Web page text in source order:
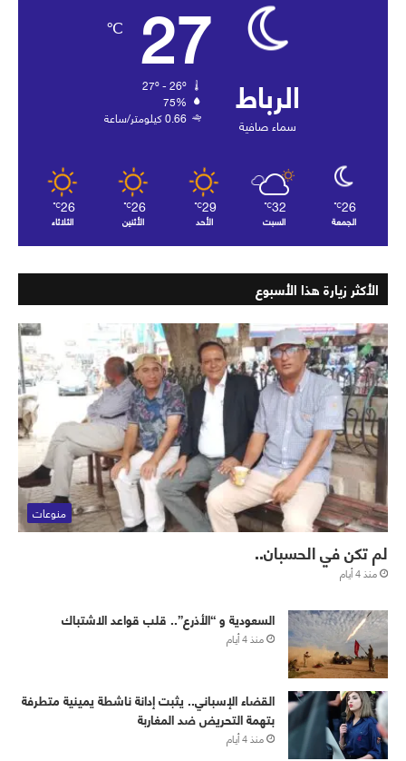
الرباط
سماء صافية
27
℃
75%
0.66 كيلومتر/ساعة
26
℃
الجمعة
32
℃
السبت
29
℃
الأحد
26
℃
الأثنين
26
℃
الثلاثاء
الأكثر زيارة هذا الأسبوع
منوعات
لم تكن في الحسبان..
منذ 4 أيام
‏⁧‫السعودية‬⁩ و “الأذرع”.. قلب قواعد الاشتباك
منذ 4 أيام
القضاء الإسباني.. يثبت إدانة ناشطة يمينية متطرفة
بتهمة التحريض ضد المغاربة
منذ 4 أيام